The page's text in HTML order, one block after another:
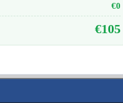
€0
€105